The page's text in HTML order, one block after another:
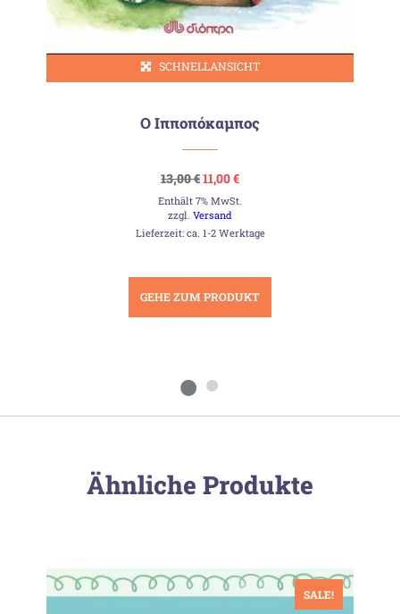
SCHNELLANSICHT
Ο Ιπποπόκαμπος
13,00€Ursprünglicher
Preis
war:
13,00 €
11,00€Aktueller
ist:
Enthält 7% MwSt.
zzgl.Versand
Lieferzeit: ca. 1-2 Werktage
GEHE ZUM PRODUKT
Ähnliche Produkte
SALE!